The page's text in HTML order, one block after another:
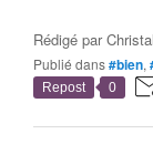
Rédigé par
Publié dans#bien,
Repost 0